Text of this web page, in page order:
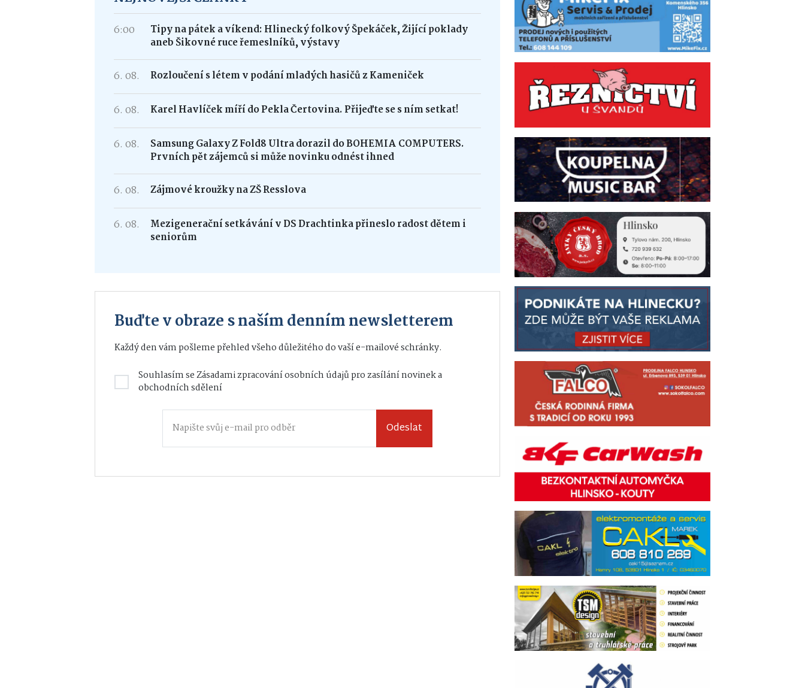
6:00
Tipy na pátek a víkend: Hlinecký folkový Špekáček, Žijící poklady
aneb Šikovné ruce řemeslníků, výstavy
6. 08. Rozloučení s létem v podání mladých hasičů z Kameniček
6. 08. Karel Havlíček míří do Pekla Čertovina. Přijeďte se s ním setkat!
6. 08.
Samsung Galaxy Z Fold8 Ultra dorazil do BOHEMIA COMPUTERS.
Prvních pět zájemců si může novinku odnést ihned
6. 08. Zájmové kroužky na ZŠ Resslova
6. 08.
Mezigenerační setkávání v DS Drachtinka přineslo radost dětem i
seniorům
Buďte v obraze s naším denním newsletterem
Každý den vám pošleme přehled všeho důležitého do vaší e-mailové schránky.
Souhlasím seZásadami zpracování osobních údajůpro zasílání novinek a
obchodních sdělení
Odeslat